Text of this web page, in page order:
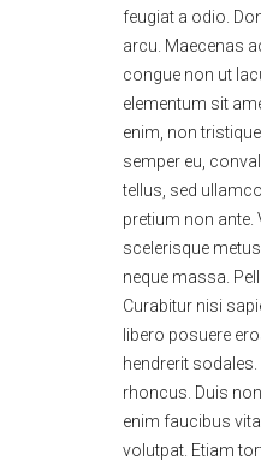
feugiat a odio.
arcu. Maecenas
congue non ut
elementum sit
enim, non
semper eu,
tellus, sed
pretium non ante.
scelerisque
neque massa.
Curabitur nisi
libero posuere
hendrerit
rhoncus. Duis
enim faucibus
volutpat. Etiam